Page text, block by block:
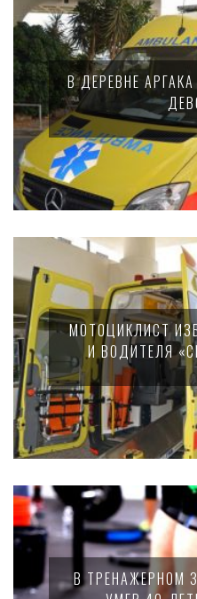
В ДЕРЕВНЕ
МОТОЦИКЛИСТ
И ВОДИТЕЛЯ
В ТРЕНАЖЕРНОМ